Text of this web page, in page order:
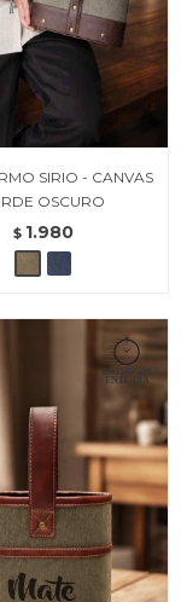
SIRIO - CANVAS
OSCURO
$ 1.980